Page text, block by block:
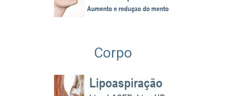
Corpo